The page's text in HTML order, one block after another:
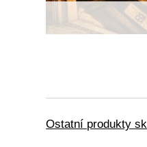
Ostatní produkty